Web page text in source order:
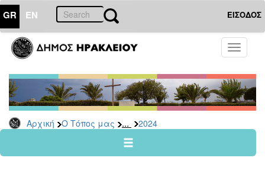
GR EN ΕΙΣΟΔΟΣ
Toggle
Αρχική Ο Τόπος μας ... 2024
ΤΟΠΟΣ
ΜΑΣ
Ανακοινώσεις
Αρχείο
2026
2024